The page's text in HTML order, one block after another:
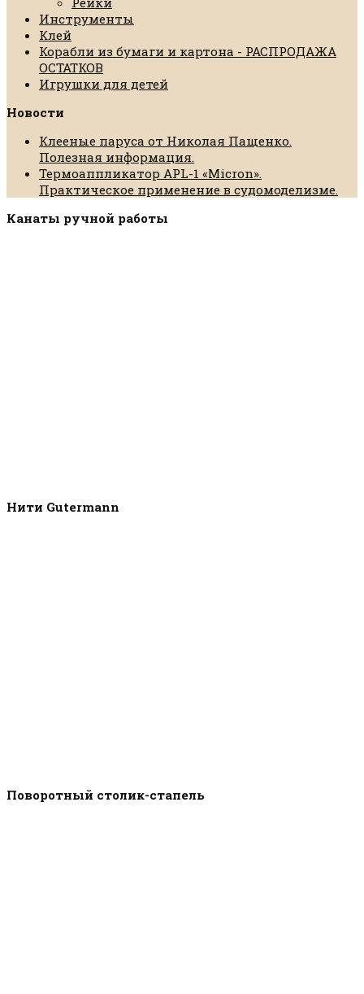
Инструменты
Клей
Корабли из бумаги и картона - РАСПРОДАЖА
ОСТАТКОВ
Игрушки для детей
Новости
Клееные паруса от Николая Пащенко.
Полезная информация.
Термоаппликатор APL-1 «Micron».
Практическое применение в судомоделизме.
Канаты ручной работы
Нити Gutermann
Поворотный столик-стапель